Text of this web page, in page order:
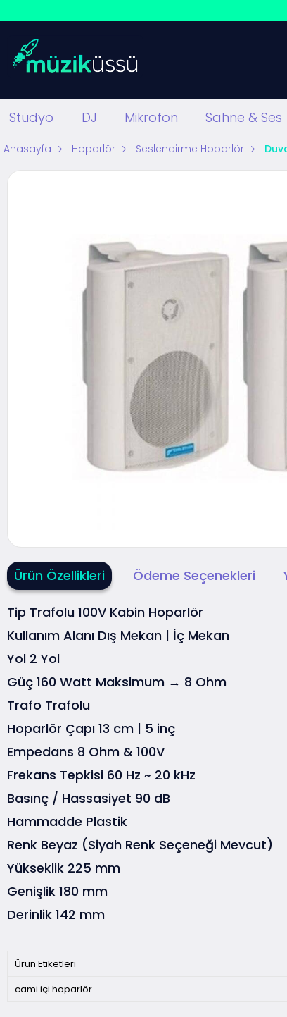
Stüdyo DJ Mikrofon Sahne & Ses
Anasayfa Hoparlör Seslendirme Hoparlör
Ürün Özellikleri Ödeme Seçenekleri
Tip Trafolu 100V Kabin Hoparlör
Kullanım Alanı Dış Mekan | İç Mekan
Yol 2 Yol
Güç 160 Watt Maksimum → 8 Ohm
Trafo Trafolu
Hoparlör Çapı 13 cm | 5 inç
Empedans 8 Ohm & 100V
Frekans Tepkisi 60 Hz ~ 20 kHz
Basınç / Hassasiyet 90 dB
Hammadde Plastik
Renk Beyaz (Siyah Renk Seçeneği Mevcut)
Yükseklik 225 mm
Genişlik 180 mm
Derinlik 142 mm
Ürün Etiketleri
cami içi hoparlör